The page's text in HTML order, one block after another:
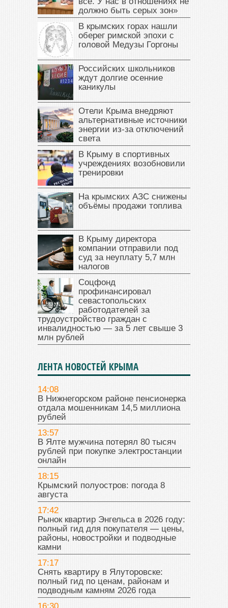
должно быть серых зон»
В крымских горах нашли
оберег римской эпохи с
головой Медузы Горгоны
Российских школьников
ждут долгие осенние
каникулы
Отели Крыма внедряют
альтернативные источники
энергии из-за отключений
света
В Крыму в спортивных
учреждениях возобновили
тренировки
На крымских АЗС снижены
объёмы продажи топлива
В Крыму директора
компании отправили под
суд за неуплату 5,7 млн
налогов
Соцфонд
профинансировал
севастопольских
работодателей за
трудоустройство граждан с
инвалидностью — за 5 лет свыше 3
млн рублей
ЛЕНТА НОВОСТЕЙ КРЫМА
14:08
В Нижнегорском районе пенсионерка
отдала мошенникам 14,5 миллиона
рублей
13:57
В Ялте мужчина потерял 80 тысяч
рублей при покупке электростанции
онлайн
18:15
Крымский полуостров: погода 8
августа
17:42
Рынок квартир Энгельса в 2026 году:
полный гид для покупателя — цены,
районы, новостройки и подводные
камни
17:17
Снять квартиру в Ялуторовске:
полный гид по ценам, районам и
подводным камням 2026 года
16:30